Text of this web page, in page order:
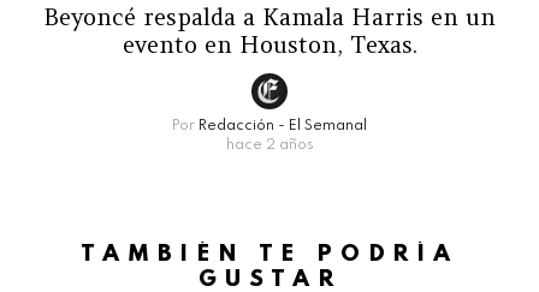
Beyoncé respalda a Kamala Harris en un
evento en Houston, Texas.
Por Redacción - El Semanal
hace 2 años
TAMBIÉN TE PODRÍA
GUSTAR